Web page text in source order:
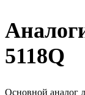
5118Q
Основной аналог